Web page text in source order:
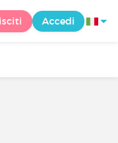
Accedi